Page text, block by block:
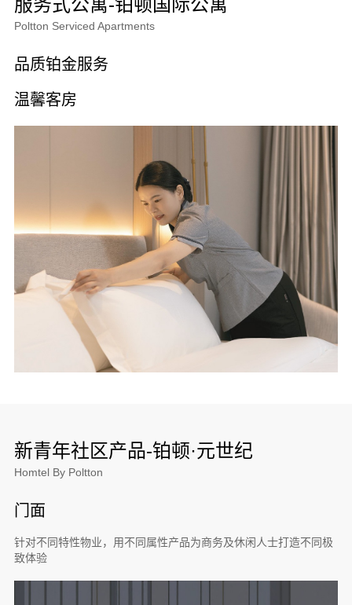
服务式公寓-铂顿国际公寓
Poltton Serviced Apartments
品质铂金服务
温馨客房
新青年社区产品-铂顿·元世纪
Homtel By Poltton
门面
针对不同特性物业，用不同属性产品为商务及休闲人士打造不同极
致体验